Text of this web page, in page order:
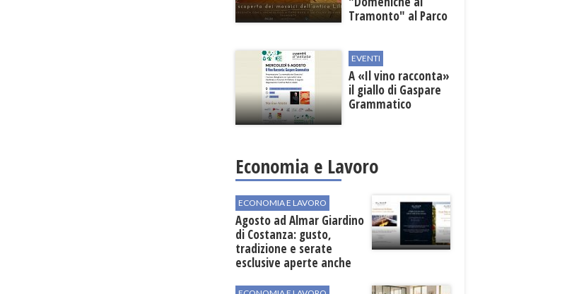
Tramonto" al Parco
EVENTI
A «Il vino racconta»
il giallo di Gaspare
Grammatico
Economia e Lavoro
ECONOMIA E LAVORO
Agosto ad Almar Giardino
di Costanza: gusto,
tradizione e serate
esclusive aperte anche